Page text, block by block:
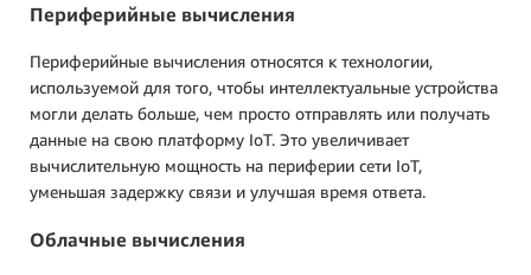
Периферийные вычисления
Периферийные вычисления относятся к технологии,
используемой для того, чтобы интеллектуальные устройства
могли делать больше, чем просто отправлять или получать
данные на свою платформу IoT. Это увеличивает
вычислительную мощность на периферии сети IoT,
уменьшая задержку связи и улучшая время ответа.
Облачные вычисления